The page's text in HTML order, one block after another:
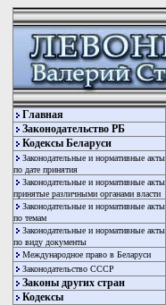
Главная
Законодательство РБ
Кодексы Беларуси
Законодательные и нормативные акты
по дате принятия
Законодательные и нормативные акты
принятые различными органами власти
Законодательные и нормативные акты
по темам
Законодательные и нормативные акты
по виду документы
Международное право в Беларуси
Законодательство СССР
Законы других стран
Кодексы